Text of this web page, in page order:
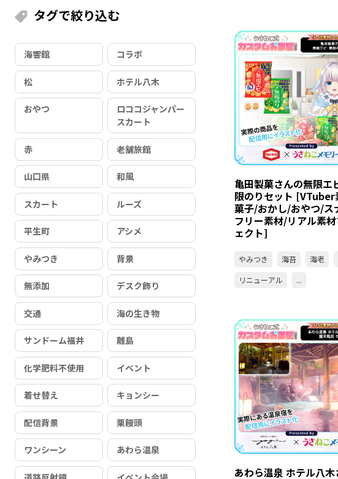
タグで絞り込む
海響館 コラボ
松 ホテル八木
おやつ
ロココジャンパー
スカート
赤 老舗旅館
山口県 和風
スカート ルーズ
平生町 アシメ
やみつき 背景
無添加 デスク飾り
交通 海の生き物
サンドーム福井 離島
化学肥料不使用 イベント
着せ替え キョンシー
配信背景 栗饅頭
ワンシーン あわら温泉
亀田製菓さんの無限エ
限のりセット [VTuber
菓子/おかし/おやつ/ス
フリー素材/リアル素
ェクト]
やみつき 海苔 海老
リニューアル
...
あわら温泉 ホテル八